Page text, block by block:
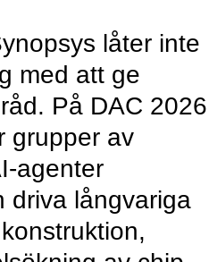
låter inte
med att ge
På DAC 2026
grupper av
agenter
driva långvariga